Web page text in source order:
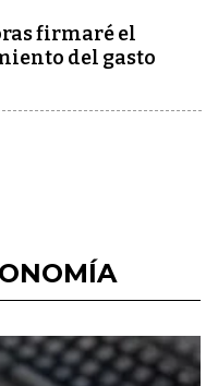
firmaré el
del gasto